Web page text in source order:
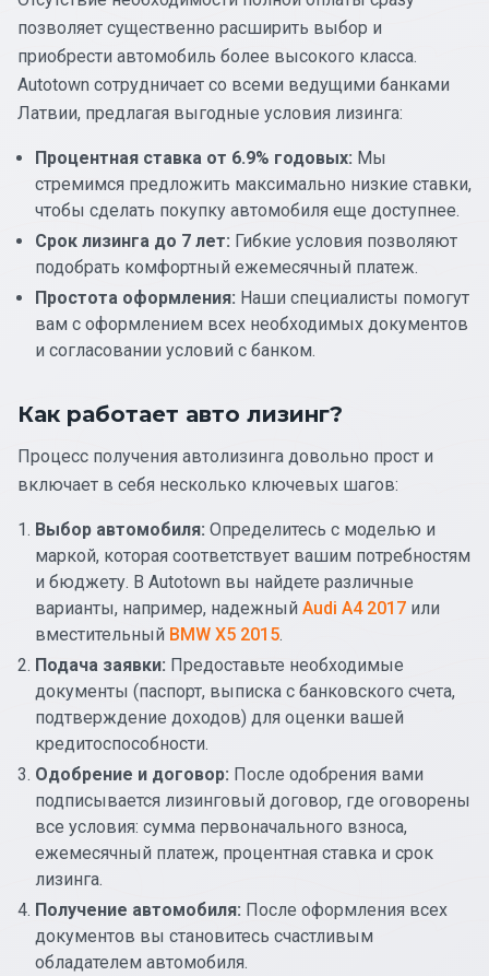
позволяет существенно расширить выбор и
приобрести автомобиль более высокого класса.
Autotown сотрудничает со всеми ведущими банками
Латвии, предлагая выгодные условия лизинга:
Процентная ставка от 6.9% годовых: Мы
стремимся предложить максимально низкие ставки,
чтобы сделать покупку автомобиля еще доступнее.
Срок лизинга до 7 лет: Гибкие условия позволяют
подобрать комфортный ежемесячный платеж.
Простота оформления: Наши специалисты помогут
вам с оформлением всех необходимых документов
и согласовании условий с банком.
Как работает авто лизинг?
Процесс получения автолизинга довольно прост и
включает в себя несколько ключевых шагов:
Выбор автомобиля: Определитесь с моделью и
маркой, которая соответствует вашим потребностям
и бюджету. В Autotown вы найдете различные
варианты, например, надежный Audi A4 2017 или
вместительный BMW X5 2015.
Подача заявки: Предоставьте необходимые
документы (паспорт, выписка с банковского счета,
подтверждение доходов) для оценки вашей
кредитоспособности.
Одобрение и договор: После одобрения вами
подписывается лизинговый договор, где оговорены
все условия: сумма первоначального взноса,
ежемесячный платеж, процентная ставка и срок
лизинга.
Получение автомобиля: После оформления всех
документов вы становитесь счастливым
обладателем автомобиля.